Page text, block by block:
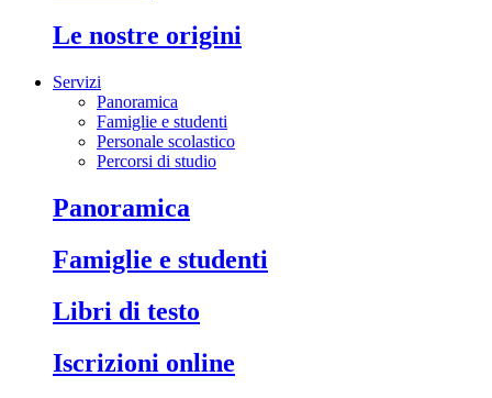
le nostre origini
Servizi
Panoramica
Famiglie e studenti
Personale scolastico
Percorsi di studio
panoramica
famiglie e studenti
libri di testo
iscrizioni online